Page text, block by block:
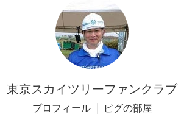
東京スカイツリーファンクラブ
プロフィール ピグの部屋